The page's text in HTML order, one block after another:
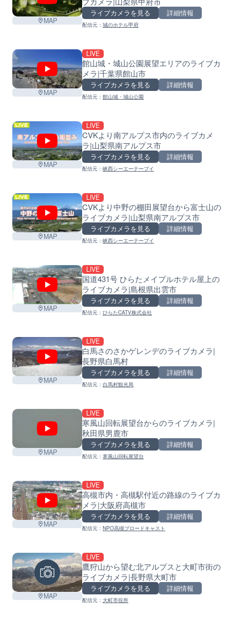
MAP
ライブカメラを見る 詳細情報
配信元： 城のホテル甲府
MAP
LIVE
館山城・城山公園展望エリアのライブカ
メラ|千葉県館山市
ライブカメラを見る 詳細情報
配信元： 館山城・城山公園
MAP
LIVE
CVKより南アルプス市内のライブカメ
ラ|山梨県南アルプス市
ライブカメラを見る 詳細情報
配信元： 峡西シーエーテーブイ
MAP
LIVE
CVKより中野の棚田展望台から富士山の
ライブカメラ|山梨県南アルプス市
ライブカメラを見る 詳細情報
配信元： 峡西シーエーテーブイ
MAP
LIVE
国道431号 ひらたメイプルホテル屋上の
ライブカメラ|島根県出雲市
ライブカメラを見る 詳細情報
配信元： ひらたCATV株式会社
MAP
LIVE
白馬さのさかゲレンデのライブカメラ|
長野県白馬村
ライブカメラを見る 詳細情報
配信元： 白馬村観光局
MAP
LIVE
寒風山回転展望台からのライブカメラ|
秋田県男鹿市
ライブカメラを見る 詳細情報
配信元： 寒風山回転展望台
MAP
LIVE
高槻市内・高槻駅付近の路線のライブカ
メラ|大阪府高槻市
ライブカメラを見る 詳細情報
配信元： NPO高槻ブロードキャスト
MAP
LIVE
鷹狩山から望む北アルプスと大町市街の
ライブカメラ|長野県大町市
ライブカメラを見る 詳細情報
配信元： 大町市役所